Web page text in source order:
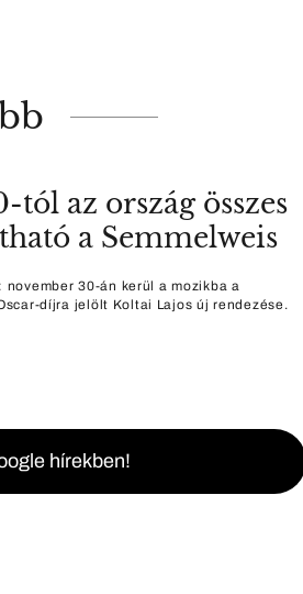
tól az ország összes
a Semmelweis
november 30-án kerül a mozikba a
díjra jelölt Koltai Lajos új rendezése.
hírekben!